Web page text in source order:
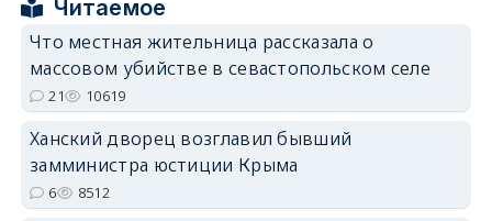
erid: 2SDnjdPjgYS
Читаемое
Что местная жительница рассказала о
массовом убийстве в севастопольском селе
21 10619
Ханский дворец возглавил бывший
замминистра юстиции Крыма
6 8512